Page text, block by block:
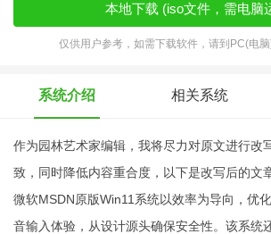
本地下载 (iso文件，需电脑
仅供用户参考，如需下载软件，请到PC(电脑
系统介绍 相关系统
作为园林艺术家编辑，我将尽力对原文进行改
致，同时降低内容重合度，以下是改写后的文
微软MSDN原版Win11系统以效率为导向，优
音输入体验，从设计源头确保安全性。该系统